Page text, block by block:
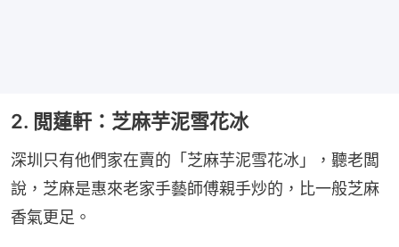
2. 閲蓮軒：芝麻芋泥雪花冰
深圳只有他們家在賣的「芝麻芋泥雪花冰」，聽老闆
說，芝麻是惠來老家手藝師傅親手炒的，比一般芝麻
香氣更足。